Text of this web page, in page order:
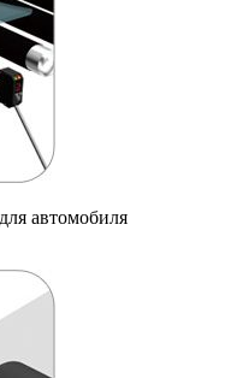
автомобиля